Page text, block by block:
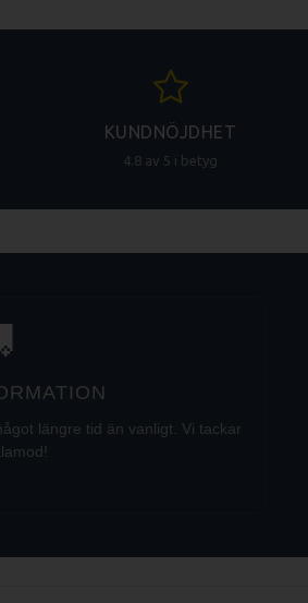
KUNDNÖJDHET
4.8 av 5 i betyg
längre tid än vanligt. Vi tackar